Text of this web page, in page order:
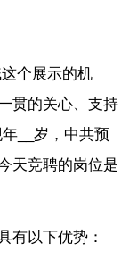
个展示的机
贯的关心、支持
__岁，中共预
天竞聘的岗位是
有以下优势：